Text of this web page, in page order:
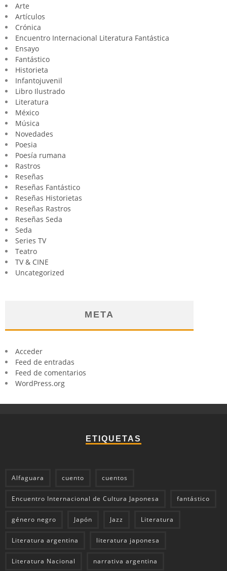
Arte
Artículos
Crónica
Encuentro Internacional Literatura Fantástica
Ensayo
Fantástico
Historieta
Infantojuvenil
Libro Ilustrado
Literatura
México
Música
Novedades
Poesia
Poesía rumana
Rastros
Reseñas
Reseñas Fantástico
Reseñas Historietas
Reseñas Rastros
Reseñas Seda
Seda
Series TV
Teatro
TV & CINE
Uncategorized
META
Acceder
Feed de entradas
Feed de comentarios
WordPress.org
ETIQUETAS
Alfaguara cuento cuentos
Encuentro Internacional de Cultura Japonesa fantástico
género negro Japón Jazz Literatura
Literatura argentina literatura japonesa
Literatura Nacional narrativa argentina